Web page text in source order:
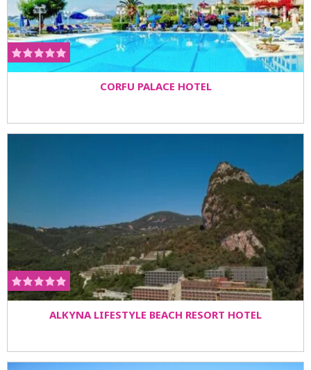
CORFU PALACE HOTEL
ALKYNA LIFESTYLE BEACH RESORT HOTEL